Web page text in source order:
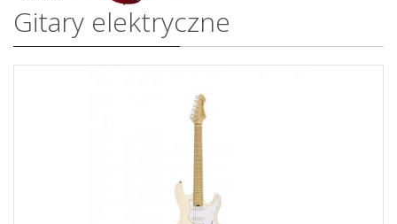
Gitary elektryczne